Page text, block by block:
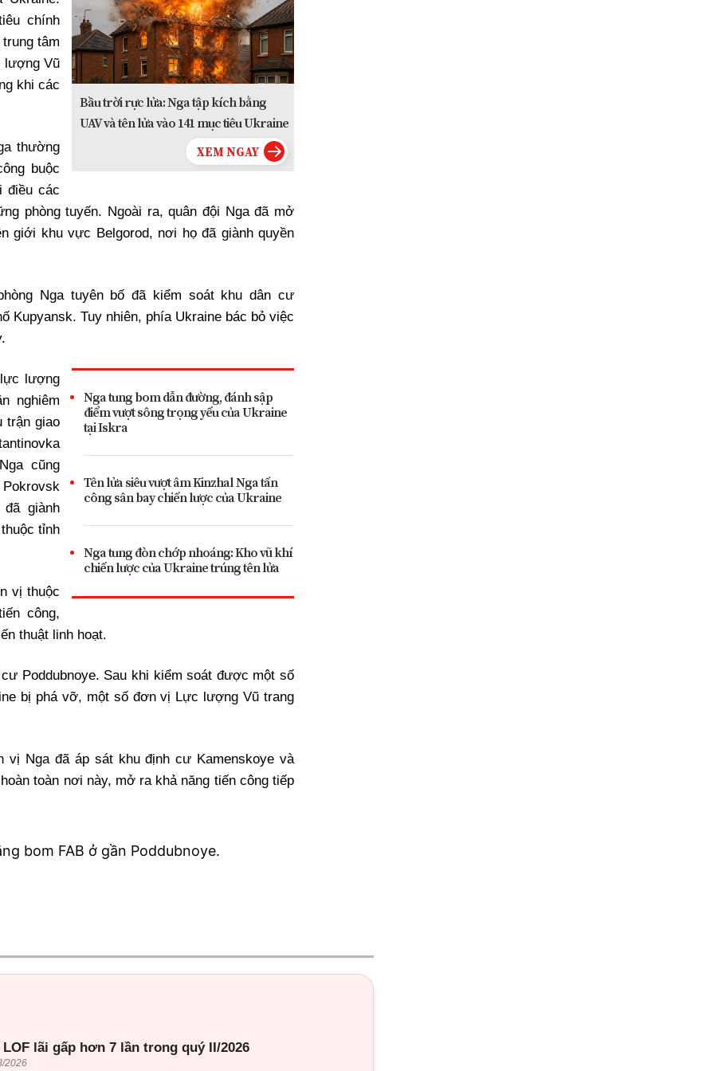
Bầu trời rực lửa: Nga tập kích bằng
UAV và tên lửa vào 141 mục tiêu Ukraine
chính
tâm
lượng Vũ
khi các
thường
buộc
điều các
phòng tuyến. Ngoài ra, quân đội Nga đã mở
giới khu vực Belgorod, nơi họ đã giành quyền
Nga tuyên bố đã kiểm soát khu dân cư
Kupyansk. Tuy nhiên, phía Ukraine bác bỏ việc
Nga tung bom dẫn đường, đánh sập
điểm vượt sông trọng yếu của Ukraine
tại Iskra
Tên lửa siêu vượt âm Kinzhal Nga tấn
công sân bay chiến lược của Ukraine
Nga tung đòn chớp nhoáng: Kho vũ khí
chiến lược của Ukraine trúng tên lửa
lượng
nghiêm
trận giao
cũng
giành
tỉnh
vị thuộc
công,
thuật linh hoạt.
Poddubnoye. Sau khi kiểm soát được một số
bị phá vỡ, một số đơn vị Lực lượng Vũ trang
vị Nga đã áp sát khu định cư Kamenskoye và
toàn nơi này, mở ra khả năng tiến công tiếp
bom FAB ở gần Poddubnoye.
lãi gấp hơn 7 lần trong quý II/2026
2026